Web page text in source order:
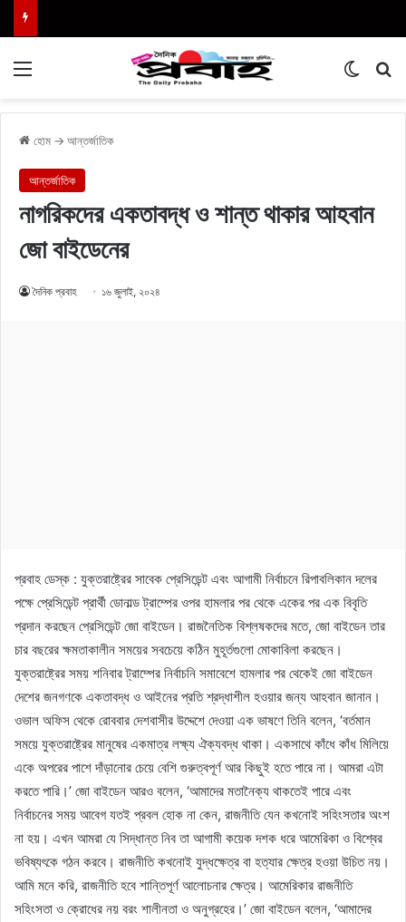
হোম → আন্তর্জাতিক
আন্তর্জাতিক
নাগরিকদের একতাবদ্ধ ও শান্ত থাকার আহবান
জো বাইডেনের
দৈনিক প্রবাহ ১৬ জুলাই, ২০২৪
প্রবাহ ডেস্ক : যুক্তরাষ্ট্রের সাবেক প্রেসিডেন্ট এবং আগামী নির্বাচনে রিপাবলিকান দলের
পক্ষে প্রেসিডেন্ট প্রার্থী ডোনাল্ড ট্রাম্পের ওপর হামলার পর থেকে একের পর এক বিবৃতি
প্রদান করছেন প্রেসিডেন্ট জো বাইডেন। রাজনৈতিক বিশ্লষকদের মতে, জো বাইডেন তার
চার বছরের ক্ষমতাকালীন সময়ের সবচেয়ে কঠিন মুহূর্তগুলো মোকাবিলা করছেন।
যুক্তরাষ্ট্রের সময় শনিবার ট্রাম্পের নির্বাচনি সমাবেশে হামলার পর থেকেই জো বাইডেন
দেশের জনগণকে একতাবদ্ধ ও আইনের প্রতি শ্রদ্ধাশীল হওয়ার জন্য আহবান জানান।
ওভাল অফিস থেকে রোববার দেশবাসীর উদ্দেশে দেওয়া এক ভাষণে তিনি বলেন, ‘বর্তমান
সময়ে যুক্তরাষ্ট্রের মানুষের একমাত্র লক্ষ্য ঐক্যবদ্ধ থাকা। একসাথে কাঁধে কাঁধ মিলিয়ে
একে অপরের পাশে দাঁড়ানোর চেয়ে বেশি গুরুত্বপূর্ণ আর কিছুই হতে পারে না। আমরা এটা
করতে পারি।’ জো বাইডেন আরও বলেন, ‘আমাদের মতানৈক্য থাকতেই পারে এবং
নির্বাচনের সময় আবেগ যতই প্রবল হোক না কেন, রাজনীতি যেন কখনোই সহিংসতার অংশ
না হয়। এখন আমরা যে সিদ্ধান্ত নিব তা আগামী কয়েক দশক ধরে আমেরিকা ও বিশ্বের
ভবিষ্যৎকে গঠন করবে। রাজনীতি কখনোই যুদ্ধক্ষেত্র বা হত্যার ক্ষেত্র হওয়া উচিত নয়।
আমি মনে করি, রাজনীতি হবে শান্তিপূর্ণ আলোচনার ক্ষেত্র। আমেরিকার রাজনীতি
সহিংসতা ও ক্রোধের নয় বরং শালীনতা ও অনুগ্রহের।’ জো বাইডেন বলেন, ‘আমাদের